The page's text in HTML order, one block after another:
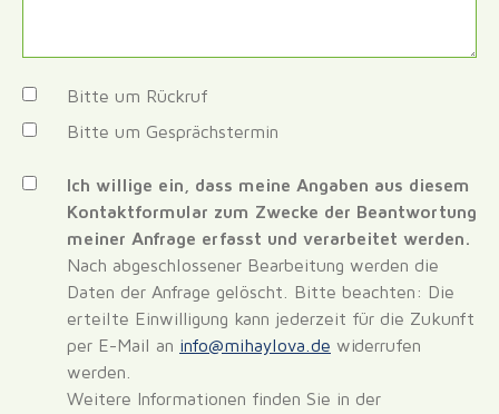
OptionenBitte um Rückruf
Bitte um Gesprächstermin
Datenschutz*
Ich willige ein, dass meine Angaben aus diesem
Kontaktformular zum Zwecke der Beantwortung
meiner Anfrage erfasst und verarbeitet werden.
Nach abgeschlossener Bearbeitung werden die
Daten der Anfrage gelöscht. Bitte beachten: Die
erteilte Einwilligung kann jederzeit für die Zukunft
per E-Mail an info@mihaylova.de widerrufen
werden.
Weitere Informationen finden Sie in der